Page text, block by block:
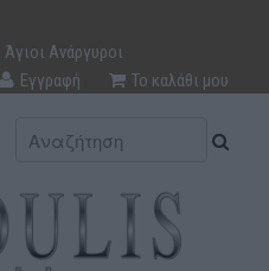
Ανάργυροι
Εγγραφή Το καλάθι μου